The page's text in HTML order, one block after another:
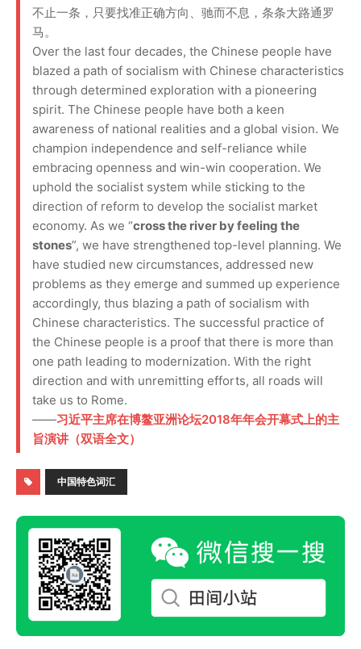
不止一条，只要找准正确方向、驰而不息，条条大路通罗
马。
Over the last four decades, the Chinese people have
blazed a path of socialism with Chinese characteristics
through determined exploration with a pioneering
spirit. The Chinese people have both a keen
awareness of national realities and a global vision. We
champion independence and self-reliance while
embracing openness and win-win cooperation. We
uphold the socialist system while sticking to the
direction of reform to develop the socialist market
economy. As we “cross the river by feeling the
stones”, we have strengthened top-level planning. We
have studied new circumstances, addressed new
problems as they emerge and summed up experience
accordingly, thus blazing a path of socialism with
Chinese characteristics. The successful practice of
the Chinese people is a proof that there is more than
one path leading to modernization. With the right
direction and with unremitting efforts, all roads will
take us to Rome.
——习近平主席在博鳌亚洲论坛2018年年会开幕式上的主
旨演讲（双语全文）
中国特色词汇